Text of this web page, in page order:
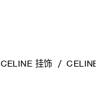
CELINE 挂饰 CELINE金